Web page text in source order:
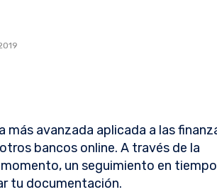
avanzada aplicada a las
bancos online. A través de la
un seguimiento en tiempo
tu documentación.